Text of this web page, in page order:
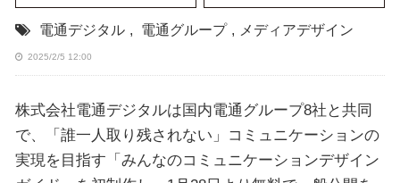
電通デジタル , 電通グループ , メディアデザイン
2025/2/5 12:00
株式会社電通デジタルは国内電通グループ8社と共同
で、「誰一人取り残されない」コミュニケーションの
実現を目指す「みんなのコミュニケーションデザイン